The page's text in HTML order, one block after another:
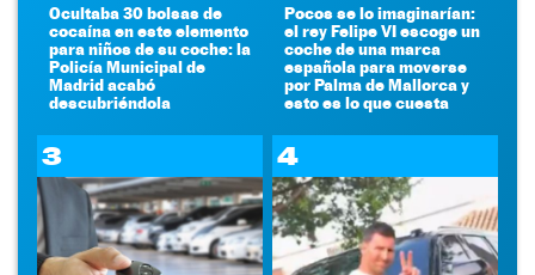
Ocultaba 30 bolsas de
cocaína en este elemento
para niños de su coche: la
Policía Municipal de
Madrid acabó
descubriéndola
Pocos se lo imaginarían:
el rey Felipe VI escoge un
coche de una marca
española para moverse
por Palma de Mallorca y
esto es lo que cuesta
3 4